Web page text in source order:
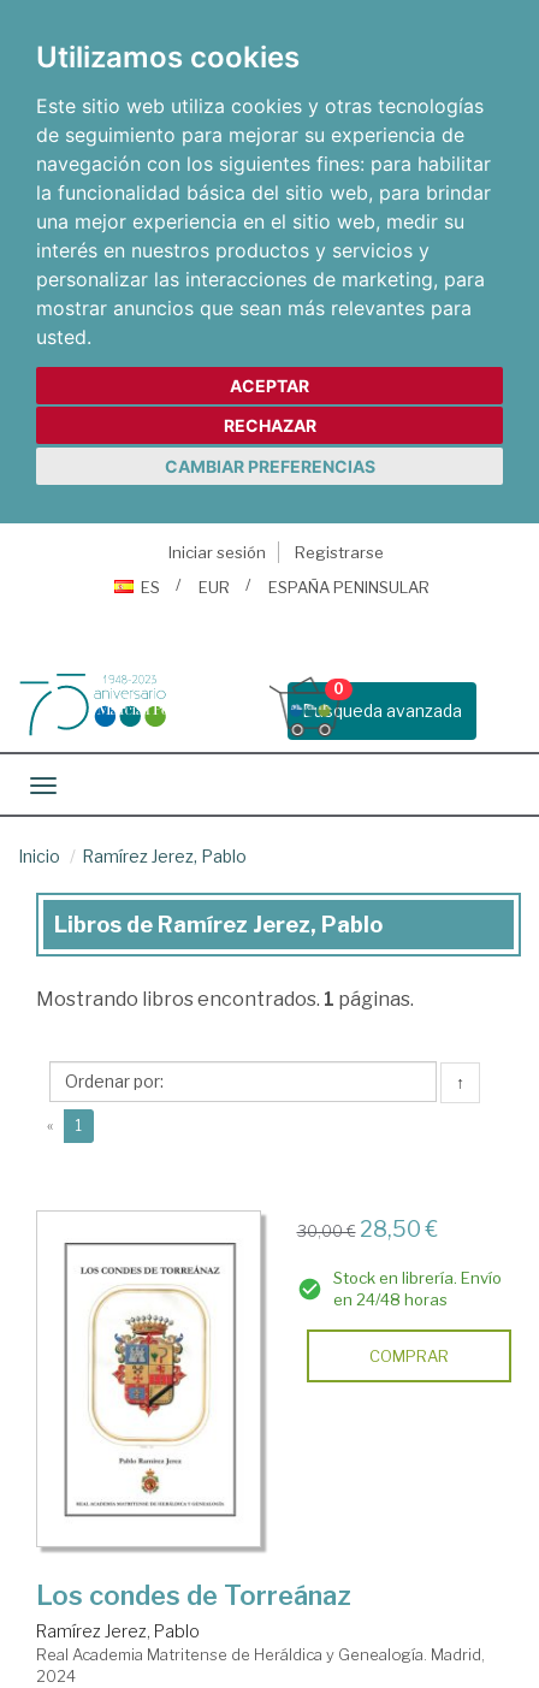
Utilizamos cookies
Este sitio web utiliza cookies y otras tecnologías
de seguimiento para mejorar su experiencia de
navegación con los siguientes fines: para habilitar
la funcionalidad básica del sitio web, para brindar
una mejor experiencia en el sitio web, medir su
interés en nuestros productos y servicios y
personalizar las interacciones de marketing, para
mostrar anuncios que sean más relevantes para
usted.
ACEPTAR
RECHAZAR
CAMBIAR PREFERENCIAS
Iniciar sesión
Registrarse
ES
EUR ESPAÑA PENINSULAR
Busqueda avanzada
0
Toggle navigation
Inicio Ramírez Jerez, Pablo
Libros
Ramírez
Pablo
Libros de Ramírez Jerez, Pablo
Mostrando libros encontrados. 1 páginas.
↑
« 1
30,00 € 28,50 €
Stock en librería. Envío
en 24/48 horas
COMPRAR
Los condes de Torreánaz
Ramírez Jerez, Pablo
Real Academia Matritense de Heráldica y Genealogía. Madrid,
2024